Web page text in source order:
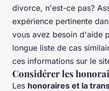
divorce, n'est-ce pas?
expérience pertinente
vous avez besoin d'aide
longue liste de cas
ces informations sur le
Considérer les
Les honoraires et la